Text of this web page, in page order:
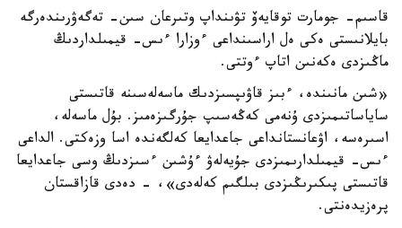
قاسىم- جومارت توقايەۆ تۋىنداپ وتىرعان سىن- تەگەۋرىندەرگە
بايلانىستى ەكى ەل اراسىنداعى ءوزارا ءىس- قيمىلداردىڭ
ماڭىزدى ەكەنىن اتاپ ءوتتى.
«شىن مانىندە، ءبىز قاۋىپسىزدىك ماسەلەسىنە قاتىستى
ساياساتىمىزدى ۇنەمى كەڭەسىپ جۇرگىزەمىز. بۇل ماسەلە،
اسىرەسە، اۋعانستانداعى جاعدايعا كەلگەندە اسا وزەكتى. الداعى
ءىس- قيمىلدارىمىزدى جۇيەلەۋ ءۇشىن ءسىزدىڭ وسى جاعدايعا
قاتىستى پىكىرىڭىزدى بىلگىم كەلەدى»، - دەدى قازاقستان
پرەزيدەنتى.